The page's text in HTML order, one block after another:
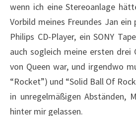
wenn ich eine Stereoanlage
Vorbild meines Freundes Jan ein
Philips CD-Player, ein SONY
auch sogleich meine ersten drei
von Queen war, und irgendwo
“Rocket”) und “Solid Ball Of
in unregelmäßigen Abständen,
hinter mir gelassen.